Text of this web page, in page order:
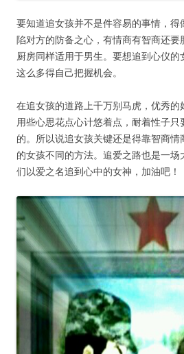
要知道追女孩并不是件容易的事情，
陷对方的防备之心，有情商有智商还
厨房同样适用于男生。要想追到心仪
这么多得自己把握机会。
在追女孩的道路上千万别马虎，优秀的
用些心思花点心计悠着点，耐着性子
的。所以说追女孩关键还是得靠智商
的女孩不同的方法。追爱之路也是一
们以爱之名追到心中的女神，加油吧！